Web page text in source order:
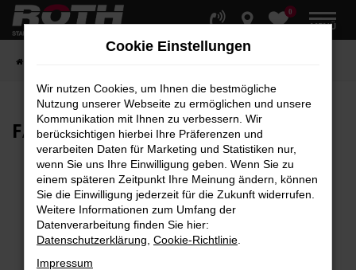
Zum
Hauptinhalt
0
MENÜ
FAHRZEUG-SHOWROOM
Fehler: Network Error
Beim Laden ist ein Fehler aufgetreten.
Hier sind ein paar Tipps, die dir helfen können:
Cookie Einstellungen
Wir nutzen Cookies, um Ihnen die bestmögliche
Nutzung unserer Webseite zu ermöglichen und unsere
Kommunikation mit Ihnen zu verbessern. Wir
berücksichtigen hierbei Ihre Präferenzen und
verarbeiten Daten für Marketing und Statistiken nur,
wenn Sie uns Ihre Einwilligung geben. Wenn Sie zu
einem späteren Zeitpunkt Ihre Meinung ändern, können
Sie die Einwilligung jederzeit für die Zukunft widerrufen.
Weitere Informationen zum Umfang der
Datenverarbeitung finden Sie hier:
Datenschutzerklärung Cookie-Richtlinie
Impressum